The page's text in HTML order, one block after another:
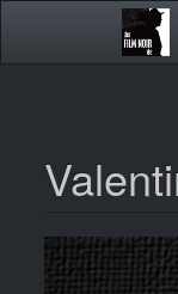
Direkt